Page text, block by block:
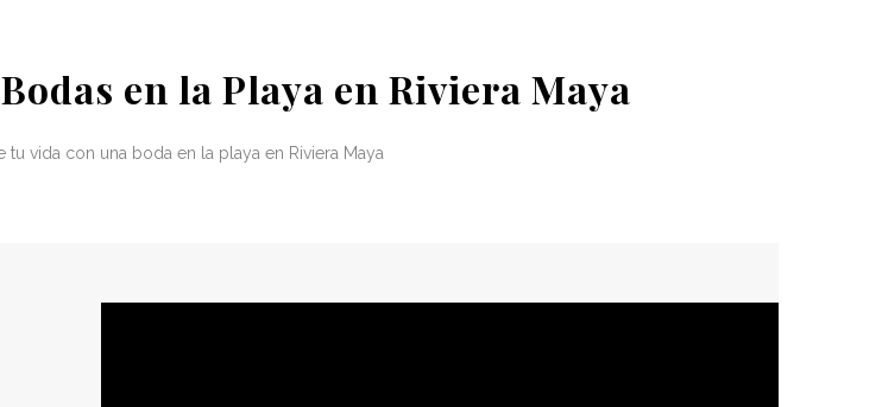
en la Playa en Riviera Maya
vida con una boda en la playa en Riviera Maya